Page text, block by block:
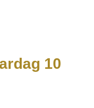
10